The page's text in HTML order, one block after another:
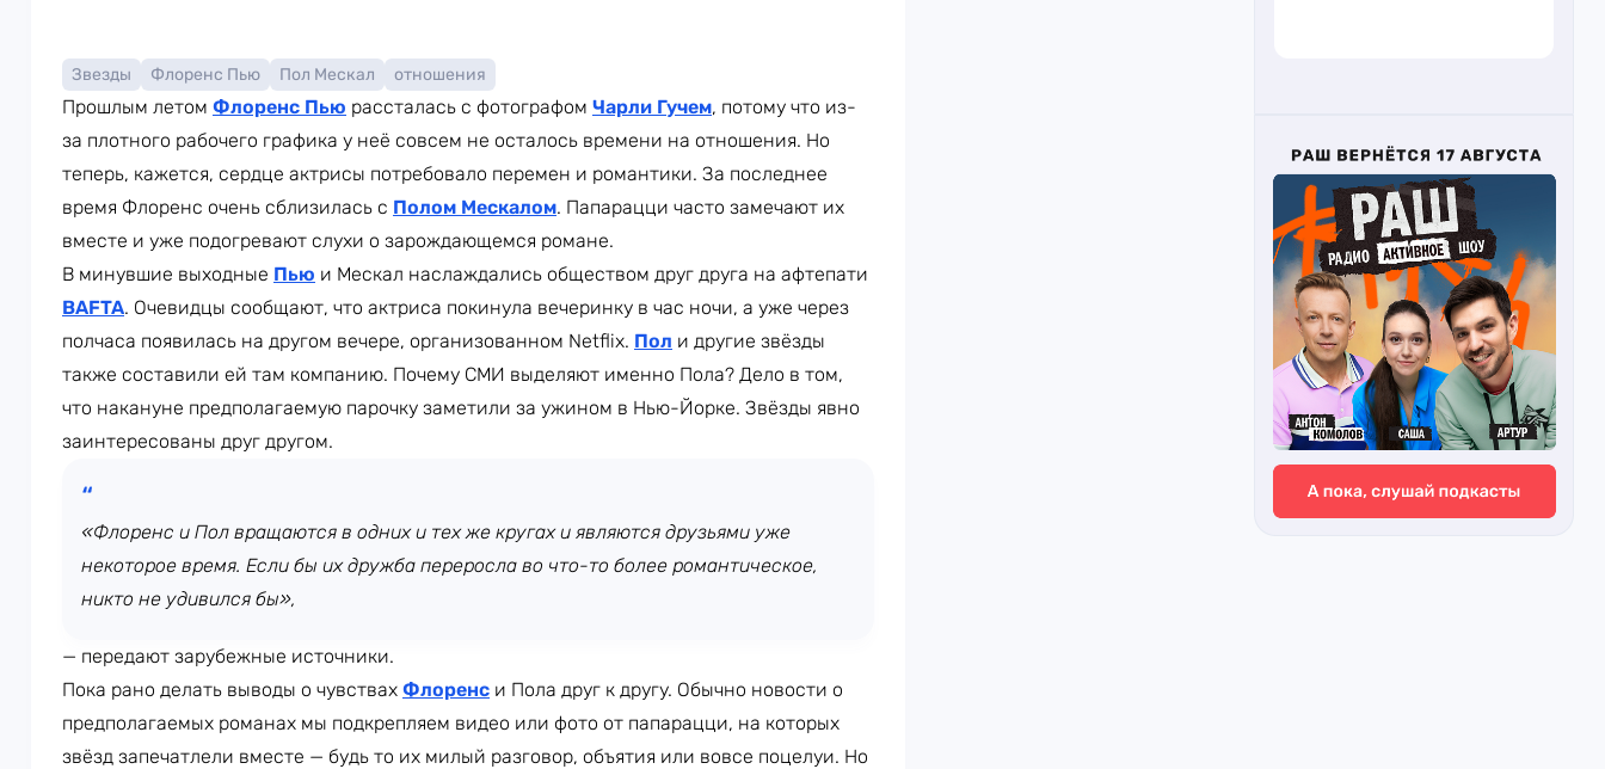
Звезды Флоренс Пью Пол Мескал отношения
Прошлым летом Флоренс Пью рассталась с фотографом Чарли Гучем, потому что из-
за плотного рабочего графика у неё совсем не осталось времени на отношения. Но
теперь, кажется, сердце актрисы потребовало перемен и романтики. За последнее
время Флоренс очень сблизилась с Полом Мескалом. Папарацци часто замечают их
вместе и уже подогревают слухи о зарождающемся романе.
В минувшие выходные Пью и Мескал наслаждались обществом друг друга на афтепати
BAFTA. Очевидцы сообщают, что актриса покинула вечеринку в час ночи, а уже через
полчаса появилась на другом вечере, организованном Netflix. Пол и другие звёзды
также составили ей там компанию. Почему СМИ выделяют именно Пола? Дело в том,
что накануне предполагаемую парочку заметили за ужином в Нью-Йорке. Звёзды явно
заинтересованы друг другом.
«Флоренс и Пол вращаются в одних и тех же кругах и являются друзьями уже
некоторое время. Если бы их дружба переросла во что-то более романтическое,
никто не удивился бы»,
— передают зарубежные источники.
Пока рано делать выводы о чувствах Флоренс и Пола друг к другу. Обычно новости о
предполагаемых романах мы подкрепляем видео или фото от папарацци, на которых
звёзд запечатлели вместе — будь то их милый разговор, объятия или вовсе поцелуи. Но